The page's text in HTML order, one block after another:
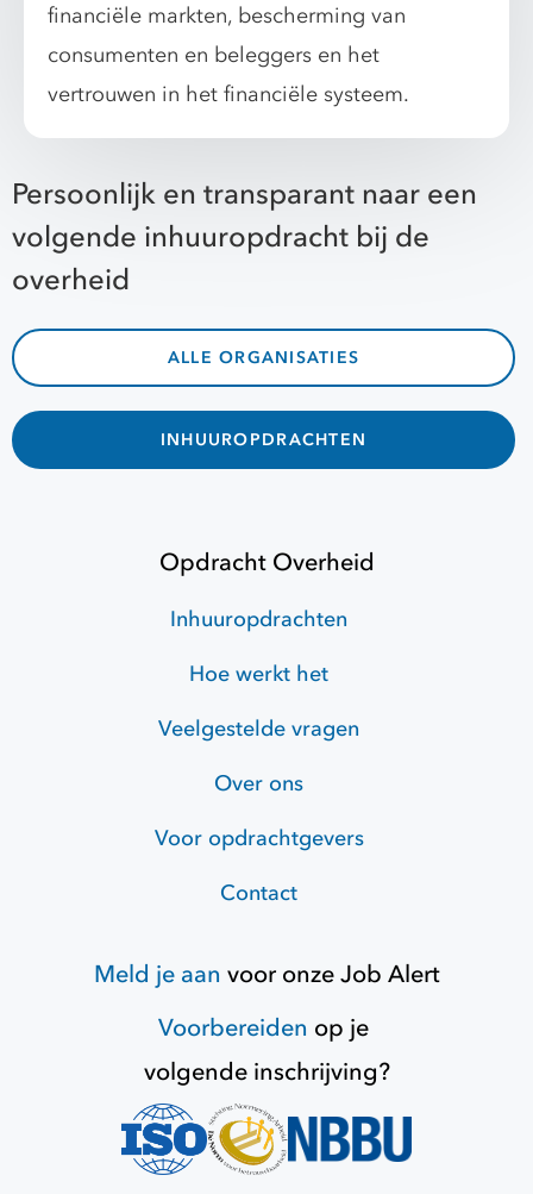
financiële markten, bescherming van
consumenten en beleggers en het
vertrouwen in het financiële systeem.
Persoonlijk en transparant naar een
volgende inhuuropdracht bij de
overheid
ALLE ORGANISATIES
INHUUROPDRACHTEN
Opdracht Overheid
Inhuuropdrachten
Hoe werkt het
Veelgestelde vragen
Over ons
Voor opdrachtgevers
Contact
Meld je aan voor onzeJob Alert
Voorbereiden op je
volgende inschrijving?